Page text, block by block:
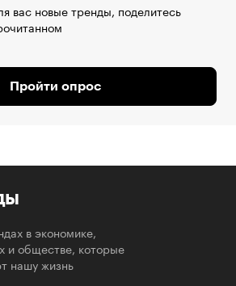
вас новые тренды, поделитесь
Пройти опрос
в экономике,
и обществе, которые
нашу жизнь